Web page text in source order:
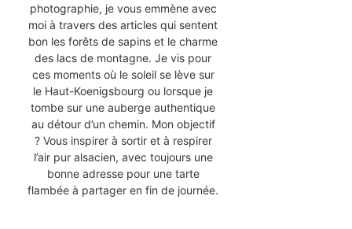
photographie, je vous emmène avec
moi à travers des articles qui sentent
bon les forêts de sapins et le charme
des lacs de montagne. Je vis pour
ces moments où le soleil se lève sur
le Haut-Koenigsbourg ou lorsque je
tombe sur une auberge authentique
au détour d’un chemin. Mon objectif
? Vous inspirer à sortir et à respirer
l’air pur alsacien, avec toujours une
bonne adresse pour une tarte
flambée à partager en fin de journée.